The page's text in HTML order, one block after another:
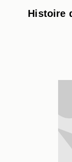
Histoire